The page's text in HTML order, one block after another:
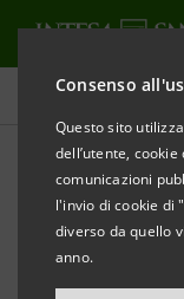
Consenso
Questo sito
dell’utente,
comunicazioni
l'invio di cookie di
diverso da quello
anno.
Ricerche
I